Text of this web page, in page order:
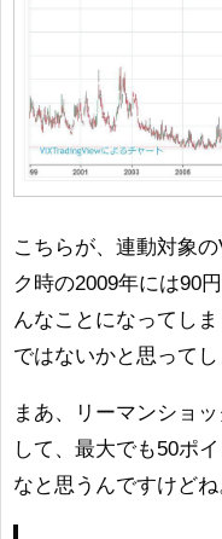
こちらが、連動対象
ク時の2009年には90
んなことになってし
ではないかと思ってし
まあ、リーマンショ
して、最大でも50ポ
なと思うんですけどね